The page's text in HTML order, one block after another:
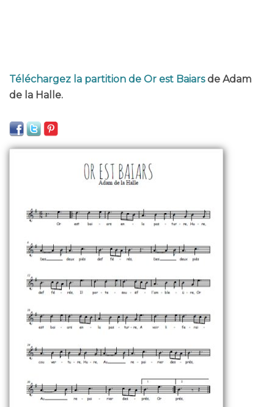
Téléchargez la partition de Or est Baiarsde Adam
de la Halle.